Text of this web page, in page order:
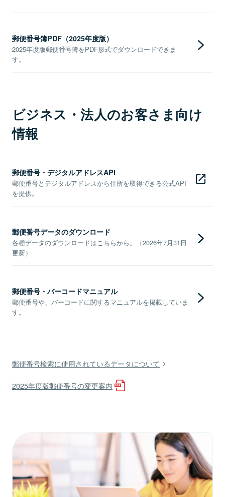
郵便番号簿PDF（2025年度版）
2025年度版郵便番号簿をPDF形式でダウンロードできま
す。
ビジネス・法人のお客さま向け
情報
郵便番号・デジタルアドレスAPI
郵便番号とデジタルアドレスから住所を取得できる公式API
を提供。
郵便番号データのダウンロード
各種データのダウンロードはこちらから。（2026年7月31日
更新）
郵便番号・バーコードマニュアル
郵便番号や、バーコードに関するマニュアルを掲載していま
す。
郵便番号検索に使用されているデータについて
2025年度版郵便番号の変更案内